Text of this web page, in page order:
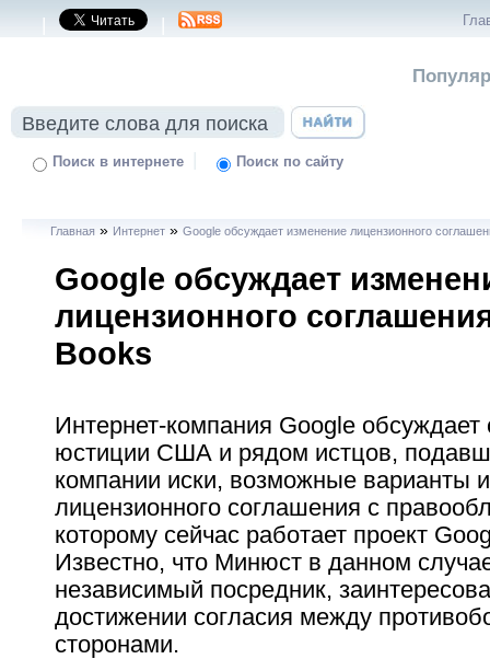
| |
Поиск в интернете | Поиск по сайту
Главная » Интернет »Google обсуждает изменение лицензионного
Google обсуждает
лицензионного
Books
Интернет-компания Google
юстиции США и рядом истцов,
компании иски, возможные варианты
лицензионного соглашения с
которому сейчас работает проект
Известно, что Минюст в данном
независимый посредник,
достижении согласия между
сторонами.